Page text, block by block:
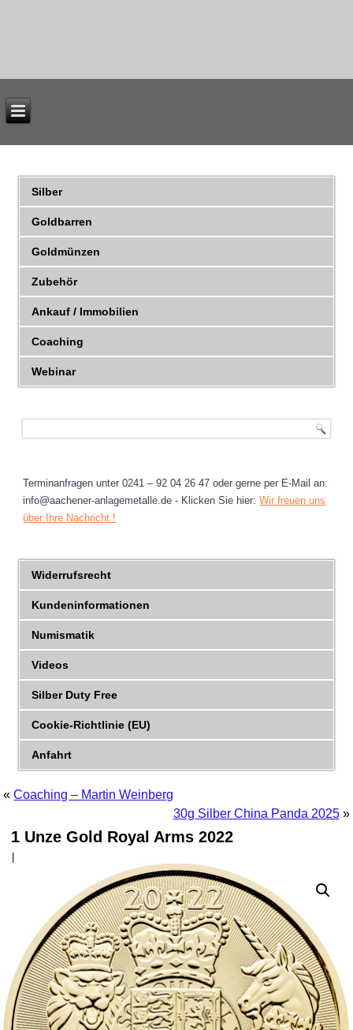
Silber
Goldbarren
Goldmünzen
Zubehör
Ankauf / Immobilien
Coaching
Webinar
Terminanfragen unter 0241 – 92 04 26 47 oder gerne per E-Mail an:
info@aachener-anlagemetalle.de - Klicken Sie hier:Wir freuen uns
über Ihre Nachricht !
Widerrufsrecht
Kundeninformationen
Numismatik
Videos
Silber Duty Free
Cookie-Richtlinie (EU)
Anfahrt
«Coaching – Martin Weinberg
30g Silber China Panda 2025»
1 Unze Gold Royal Arms 2022